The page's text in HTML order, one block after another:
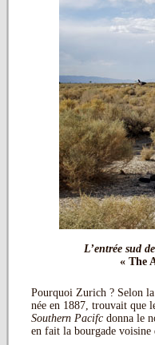
L’entrée sud
« The
Pourquoi Zurich ? Selon
née en 1887, trouvait que
Southern Pacifc donna le
en fait la bourgade voisine